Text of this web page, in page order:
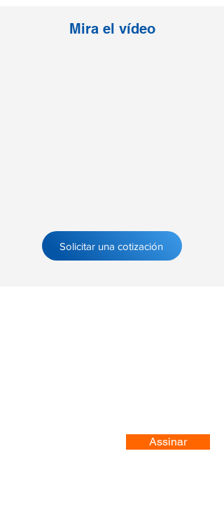
Mira el vídeo
Solicitar una cotización
Assinar